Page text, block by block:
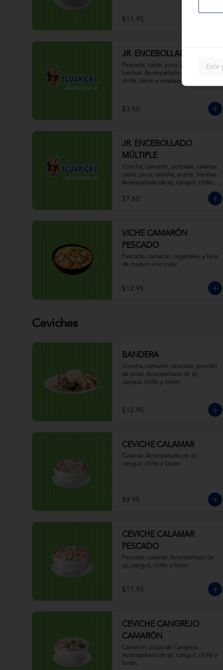
$11.95
JR. ENCEBOLLADO
Pescado, caldo, yuca, cebolla, aceite,
hierbas. Acompañado de ají, canguil,
chifle, limón y mostaza.
$3.50
JR. ENCEBOLLADO
MÚLTIPLE
Concha, camarón, pescado, calamar,
caldo, yuca, cebolla, aceite, hierbas.
Acompañado de ají, canguil, chifle,
$7.60
VICHE CAMARÓN
PESCADO
Pescado, camarón, vegetales, y bola
de maduro con maní.
$12.95
Ceviches
BANDERA
Concha, camarón, pescado, porción
de arroz. Acompañado de ají,
canguil, chifle y limón.
$12.95
CEVICHE CALAMAR
Calamar. Acompañado de ají,
canguil, chifle y limón.
$9.95
CEVICHE CALAMAR
PESCADO
Pescado, calamar. Acompañado de
ají, canguil, chifle y limón.
$11.95
CEVICHE CANGREJO
CAMARÓN
Camarón, pulpa de Cangrejo.
Acompañado de ají, canguil, chifle y
limón.
Este